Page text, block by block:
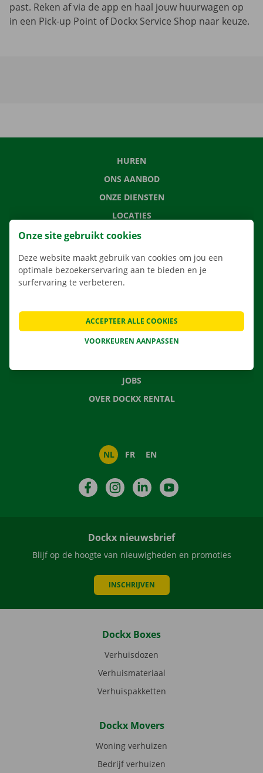
past. Reken af via de app en haal jouw huurwagen op
in een Pick-up Point of Dockx Service Shop naar keuze.
HUREN
ONS AANBOD
ONZE DIENSTEN
LOCATIES
APP
VERHUISOPLOSSINGEN
VEELGESTELDE VRAGEN
NIEUWS
JOBS
OVER DOCKX RENTAL
NL FR EN
FacebookInstagramLinkedIn
Dockx nieuwsbrief
Blijf op de hoogte van nieuwigheden en promoties
INSCHRIJVEN
Dockx Boxes
Verhuisdozen
Verhuismateriaal
Verhuispakketten
Dockx Movers
Woning verhuizen
Bedrijf verhuizen
Onze site gebruikt cookies
Deze website maakt gebruik van cookies om jou een
optimale bezoekerservaring aan te bieden en je
surfervaring te verbeteren.
VOORKEUREN AANPASSEN
ACCEPTEER ALLE COOKIES